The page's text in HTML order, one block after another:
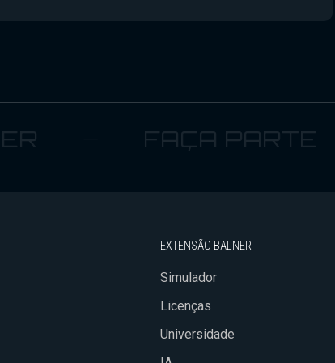
FAÇA PARTE
EXTENSÃO BALNER
Simulador
Licenças
Universidade